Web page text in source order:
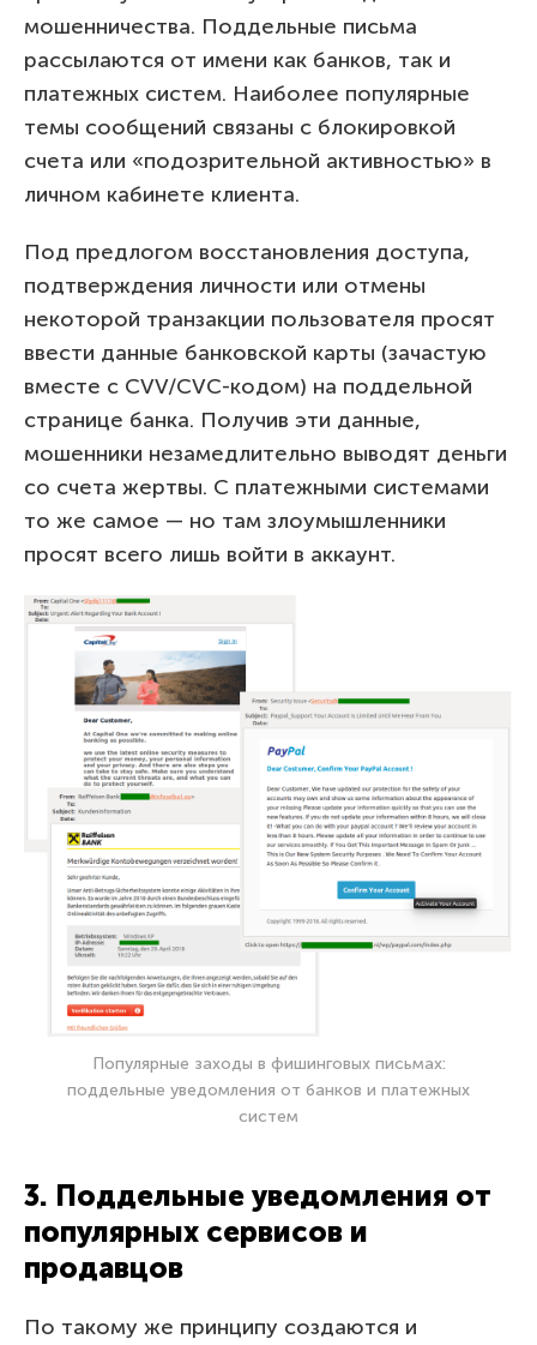
мошенничества. Поддельные письма
рассылаются от имени как банков, так и
платежных систем. Наиболее популярные
темы сообщений связаны с блокировкой
счета или «подозрительной активностью» в
личном кабинете клиента.
Под предлогом восстановления доступа,
подтверждения личности или отмены
некоторой транзакции пользователя просят
ввести данные банковской карты (зачастую
вместе с CVV/CVC-кодом) на поддельной
странице банка. Получив эти данные,
мошенники незамедлительно выводят деньги
со счета жертвы. С платежными системами
то же самое — но там злоумышленники
просят всего лишь войти в аккаунт.
Популярные заходы в фишинговых письмах:
поддельные уведомления от банков и платежных
систем
3. Поддельные уведомления от
популярных сервисов и
продавцов
По такому же принципу создаются и